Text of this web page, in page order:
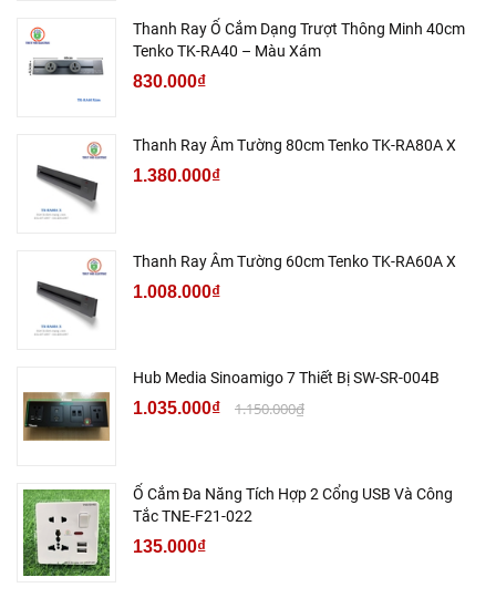
Thanh Ray Ổ Cắm Dạng Trượt Thông Minh 40cm
Tenko TK-RA40 – Màu Xám
830.000₫
Thanh Ray Âm Tường 80cm Tenko TK-RA80A X
1.380.000₫
Thanh Ray Âm Tường 60cm Tenko TK-RA60A X
1.008.000₫
Hub Media Sinoamigo 7 Thiết Bị SW-SR-004B
1.035.000₫ 1.150.000₫
Ổ Cắm Đa Năng Tích Hợp 2 Cổng USB Và Công
Tắc TNE-F21-022
135.000₫